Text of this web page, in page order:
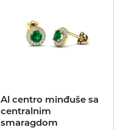
Al centro minđuše sa
centralnim
smaragdom